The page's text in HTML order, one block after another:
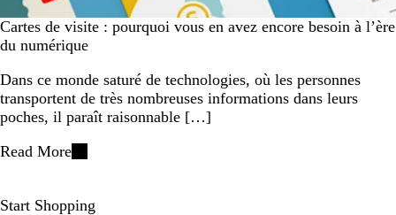
Cartes de visite : pourquoi vous en avez encore besoin à l’ère
du numérique
Dans ce monde saturé de technologies, où les personnes
transportent de très nombreuses informations dans leurs
poches, il paraît raisonnable […]
Read More
Start Shopping